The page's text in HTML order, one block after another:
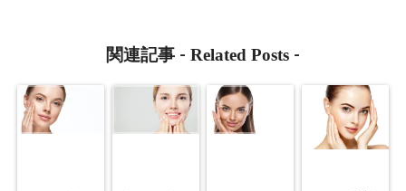
関連記事 - Related Posts -